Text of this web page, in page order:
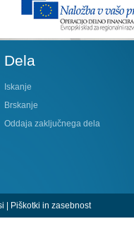
Dela
Iskanje
Brskanje
Oddaja zaključnega dela
| Piškotki in zasebnost